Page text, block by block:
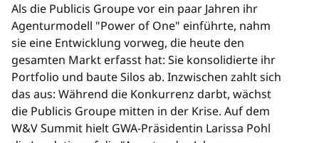
Als die Publicis Groupe vor ein paar Jahren ihr
Agenturmodell "Power of One" einführte, nahm
sie eine Entwicklung vorweg, die heute den
gesamten Markt erfasst hat: Sie konsolidierte ihr
Portfolio und baute Silos ab. Inzwischen zahlt sich
das aus: Während die Konkurrenz darbt, wächst
die Publicis Groupe mitten in der Krise. Auf dem
W&V Summit hielt GWA-Präsidentin Larissa Pohl